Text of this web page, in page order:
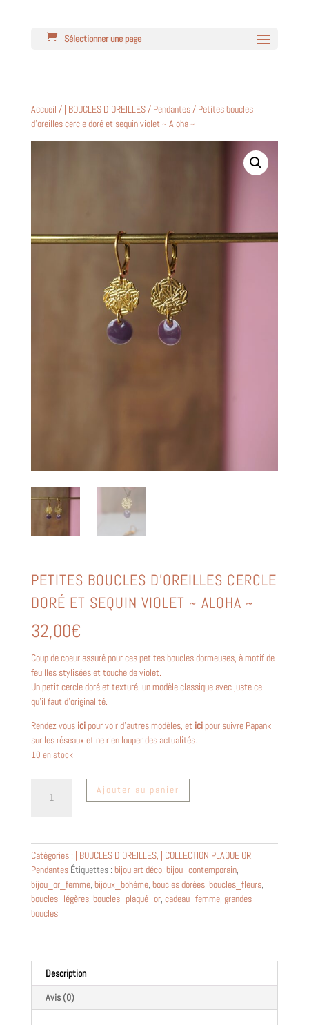
Sélectionner une page
Accueil / | BOUCLES D'OREILLES/ Pendantes/ Petites boucles
d’oreilles cercle doré et sequin violet ~ Aloha ~
PETITES BOUCLES D’OREILLES CERCLE
DORÉ ET SEQUIN VIOLET ~ ALOHA ~
32,00€
Coup de coeur assuré pour ces petites boucles dormeuses, à motif de
feuilles stylisées et touche de violet.
Un petit cercle doré et texturé, un modèle classique avec juste ce
qu’il faut d’originalité.
Rendez vous icipour voir d’autres modèles, et icipour suivre Papank
sur les réseaux et ne rien louper des actualités.
10 en stock
d'oreilles
cercle
doré
et
sequin
violet
~
Ajouter au panier
Catégories : | BOUCLES D'OREILLES, | COLLECTION PLAQUE OR,
Pendantes Étiquettes : bijou art déco, bijou_contemporain,
bijou_or_femme, bijoux_bohème, boucles dorées, boucles_fleurs,
boucles_légères, boucles_plaqué_or, cadeau_femme, grandes
boucles
Description
Avis (0)